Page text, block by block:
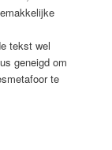
tekst wel
geneigd om
te